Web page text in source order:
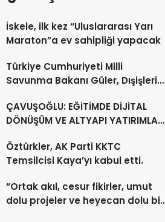
İskele, ilk kez “Uluslararası Yarı
Maraton”a ev sahipliği yapacak
Türkiye Cumhuriyeti Milli
Savunma Bakanı Güler, Dışişleri
görüştü
ÇAVUŞOĞLU: EĞİTİMDE DİJİTAL
DÖNÜŞÜM VE ALTYAPI YATIRIMLARI
Öztürkler, AK Parti KKTC
Temsilcisi Kaya’yı kabul etti.
“Ortak akıl, cesur fikirler, umut
dolu projeler ve heyecan dolu bir